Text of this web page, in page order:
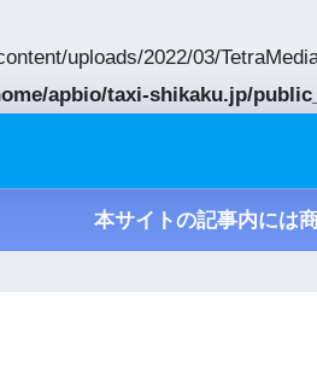
uploads/2022/03/
apbio/taxi-shikaku.jp/
本サイトの記事内には